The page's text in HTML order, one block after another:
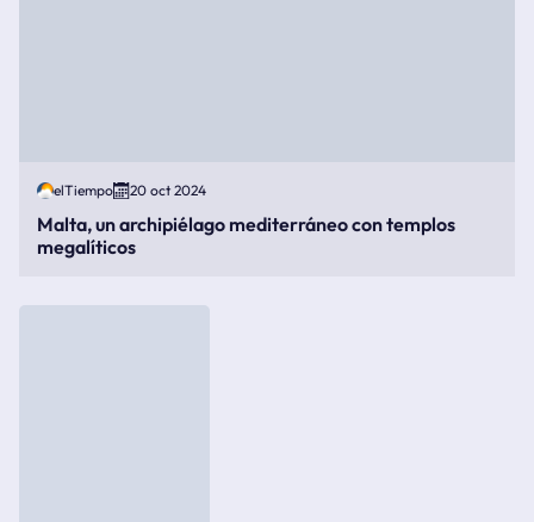
elTiempo 20 oct 2024
Malta, un archipiélago mediterráneo con templos
megalíticos